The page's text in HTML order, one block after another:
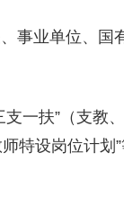
业单位、国
扶”（支教
特设岗位计